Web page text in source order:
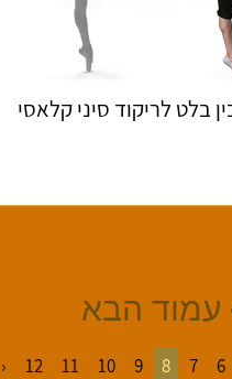
בלט לריקוד סיני קלאסי
6
7
8
9
10
11
12
›